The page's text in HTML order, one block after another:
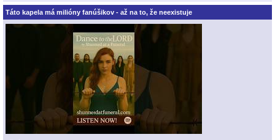
Táto kapela má milióny fanúšikov - až na to, že neexistuje